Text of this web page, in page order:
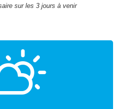
sur les 3 jours à venir